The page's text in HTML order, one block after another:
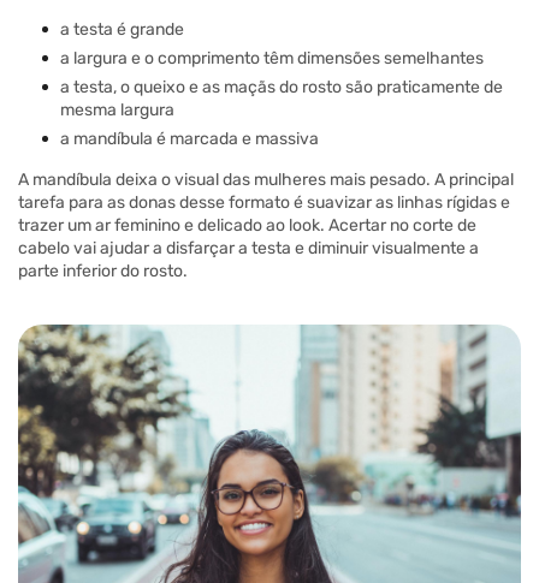
a testa é grande
a largura e o comprimento têm dimensões semelhantes
a testa, o queixo e as maçãs do rosto são praticamente de
mesma largura
a mandíbula é marcada e massiva
A mandíbula deixa o visual das mulheres mais pesado. A principal
tarefa para as donas desse formato é suavizar as linhas rígidas e
trazer um ar feminino e delicado ao look. Acertar no corte de
cabelo vai ajudar a disfarçar a testa e diminuir visualmente a
parte inferior do rosto.